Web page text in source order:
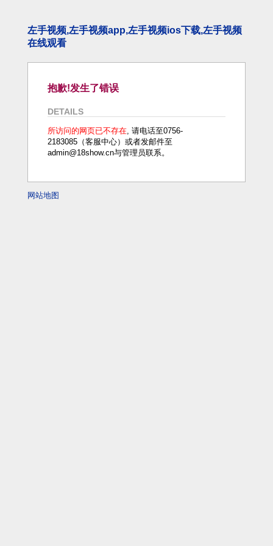
左手视频,左手视频app,左手视频ios下载,左手视频
在线观看
抱歉!发生了错误
DETAILS
所访问的网页已不存在, 请电话至0756-
2183085（客服中心）或者发邮件至
admin@18show.cn与管理员联系。
网站地图